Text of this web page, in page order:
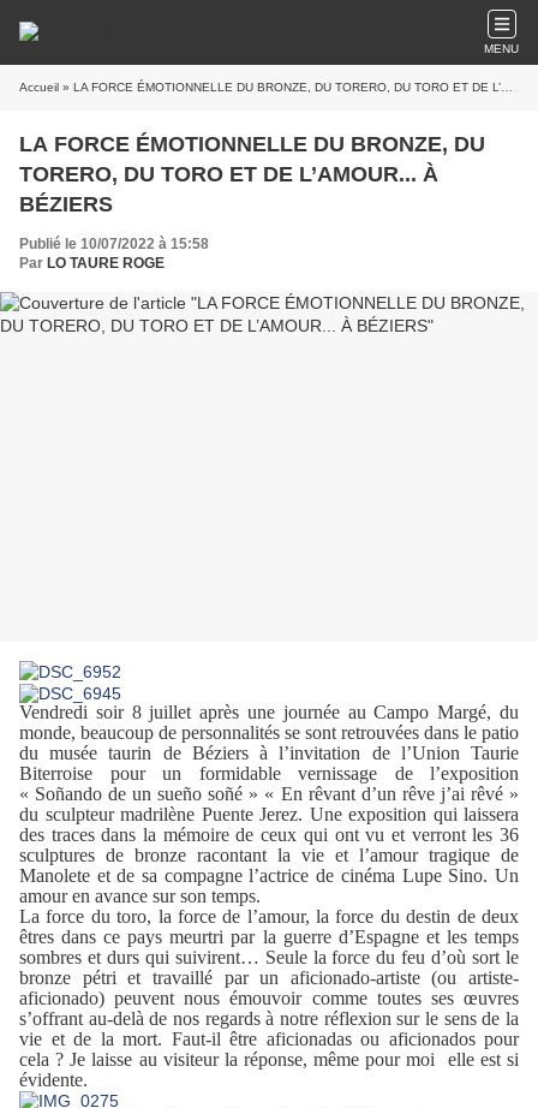
MENU
Accueil » LA FORCE ÉMOTIONNELLE DU BRONZE, DU TORERO, DU TORO ET DE L’AMOUR... À BÉZIERS
LA FORCE ÉMOTIONNELLE DU BRONZE, DU
TORERO, DU TORO ET DE L’AMOUR... À
BÉZIERS
Publié le 10/07/2022 à 15:58
Par LO TAURE ROGE
Vendredi soir 8 juillet après une journée au Campo Margé, du
monde, beaucoup de personnalités se sont retrouvées dans le patio
du musée taurin de Béziers à l’invitation de l’Union Taurie
Biterroise pour un formidable vernissage de l’exposition
« Soñando de un sueño soñé » « En rêvant d’un rêve j’ai rêvé »
du sculpteur madrilène Puente Jerez. Une exposition qui laissera
des traces dans la mémoire de ceux qui ont vu et verront les 36
sculptures de bronze racontant la vie et l’amour tragique de
Manolete et de sa compagne l’actrice de cinéma Lupe Sino. Un
amour en avance sur son temps.
La force du toro, la force de l’amour, la force du destin de deux
êtres dans ce pays meurtri par la guerre d’Espagne et les temps
sombres et durs qui suivirent… Seule la force du feu d’où sort le
bronze pétri et travaillé par un aficionado-artiste (ou artiste-
aficionado) peuvent nous émouvoir comme toutes ses œuvres
s’offrant au-delà de nos regards à notre réflexion sur le sens de la
vie et de la mort. Faut-il être aficionadas ou aficionados pour
cela ? Je laisse au visiteur la réponse, même pour moi elle est si
évidente.